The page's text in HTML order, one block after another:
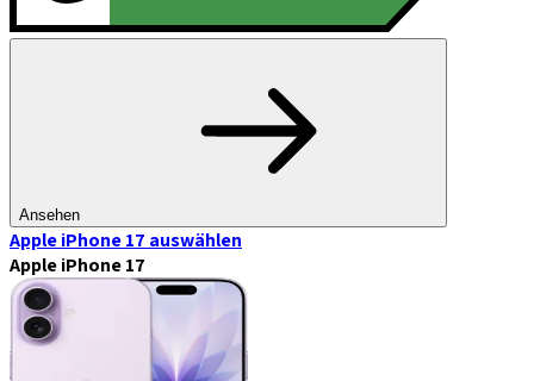
Ansehen
Apple iPhone 17 auswählen
Apple iPhone 17